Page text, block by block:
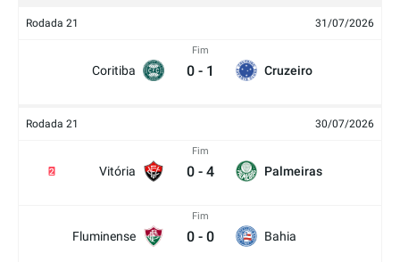
Rodada 21 31/07/2026
Coritiba
Fim
0 - 1 Cruzeiro
Rodada 21 30/07/2026
Vitória
2
Fim
0 - 4 Palmeiras
Fluminense
Fim
0 - 0 Bahia